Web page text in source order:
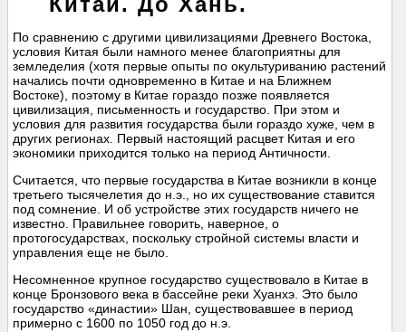
По сравнению с другими цивилизациями Древнего Востока,
условия Китая были намного менее благоприятны для
земледелия (хотя первые опыты по окультуриванию растений
начались почти одновременно в Китае и на Ближнем
Востоке), поэтому в Китае гораздо позже появляется
цивилизация, письменность и государство. При этом и
условия для развития государства были гораздо хуже, чем в
других регионах. Первый настоящий расцвет Китая и его
экономики приходится только на период Античности.
Считается, что первые государства в Китае возникли в конце
третьего тысячелетия до н.э., но их существование ставится
под сомнение. И об устройстве этих государств ничего не
известно. Правильнее говорить, наверное, о
протогосударствах, поскольку стройной системы власти и
управления еще не было.
Несомненное крупное государство существовало в Китае в
конце Бронзового века в бассейне реки Хуанхэ. Это было
государство «династии» Шан, существовавшее в период
примерно с 1600 по 1050 год до н.э.